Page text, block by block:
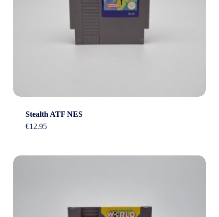
Stealth ATF NES
€12.95